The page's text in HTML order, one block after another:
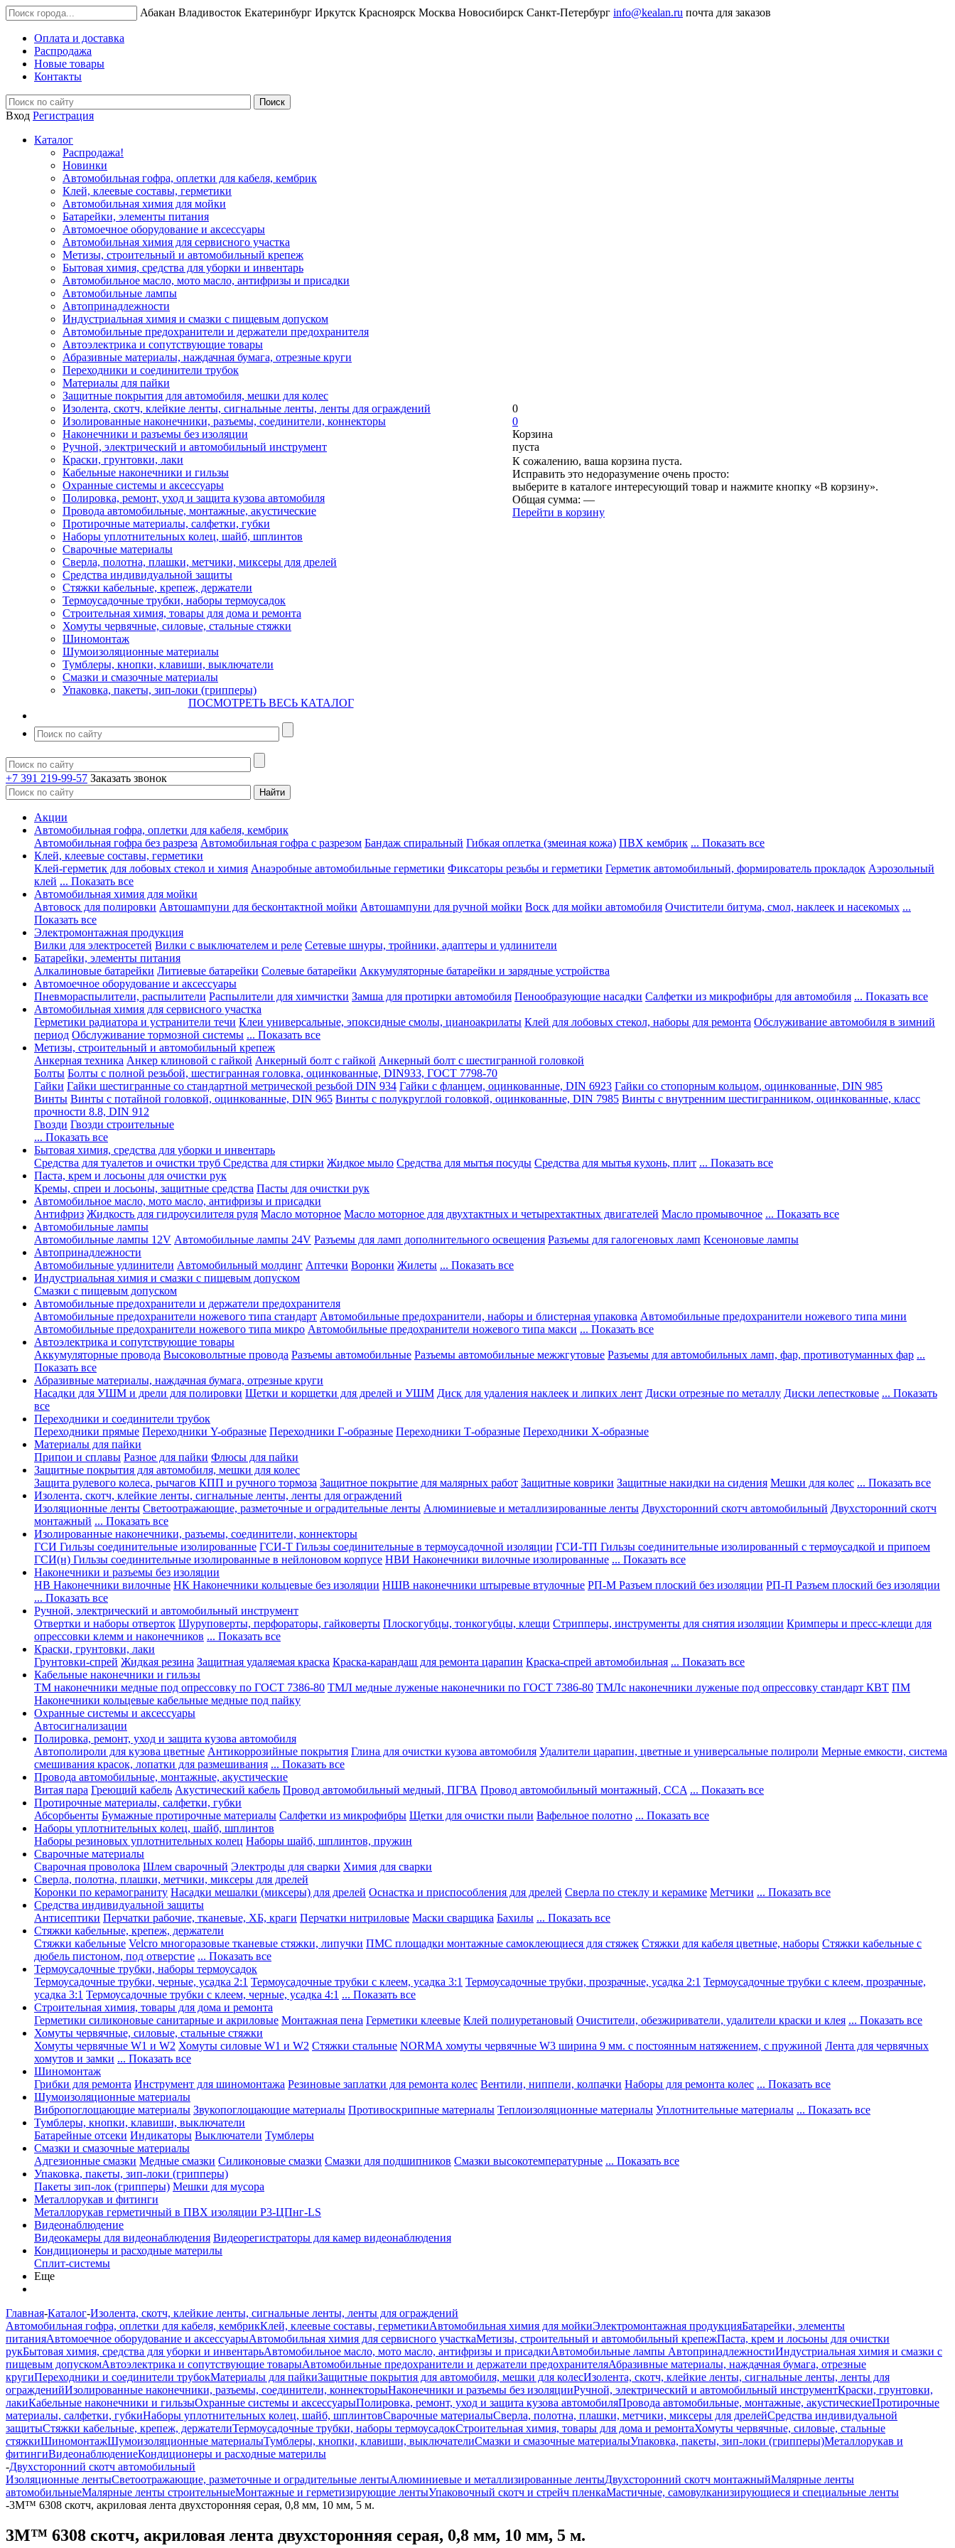
Абакан Владивосток Екатеринбург Иркутск Красноярск Москва Новосибирск Санкт-Петербург info@kealan.ru почта для заказов
Оплата и доставка
Распродажа
Новые товары
Контакты
Вход Регистрация
Каталог
Распродажа!
Новинки
Автомобильная гофра, оплетки для кабеля, кембрик
Клей, клеевые составы, герметики
Автомобильная химия для мойки
Батарейки, элементы питания
Автомоечное оборудование и аксессуары
Автомобильная химия для сервисного участка
Метизы, строительный и автомобильный крепеж
Бытовая химия, средства для уборки и инвентарь
Автомобильное масло, мото масло, антифризы и присадки
Автомобильные лампы
Автопринадлежности
Индустриальная химия и смазки с пищевым допуском
Автомобильные предохранители и держатели предохранителя
Автоэлектрика и сопутствующие товары
Абразивные материалы, наждачная бумага, отрезные круги
Переходники и соединители трубок
Материалы для пайки
Защитные покрытия для автомобиля, мешки для колес
Изолента, скотч, клейкие ленты, сигнальные ленты, ленты для ограждений
Изолированные наконечники, разъемы, соединители, коннекторы
Наконечники и разъемы без изоляции
Ручной, электрический и автомобильный инструмент
Краски, грунтовки, лаки
Кабельные наконечники и гильзы
Охранные системы и аксессуары
Полировка, ремонт, уход и защита кузова автомобиля
Провода автомобильные, монтажные, акустические
Протирочные материалы, салфетки, губки
Наборы уплотнительных колец, шайб, шплинтов
Сварочные материалы
Сверла, полотна, плашки, метчики, миксеры для дрелей
Средства индивидуальной защиты
Стяжки кабельные, крепеж, держатели
Термоусадочные трубки, наборы термоусадок
Строительная химия, товары для дома и ремонта
Хомуты червячные, силовые, стальные стяжки
Шиномонтаж
Шумоизоляционные материалы
Тумблеры, кнопки, клавиши, выключатели
Смазки и смазочные материалы
Упаковка, пакеты, зип-локи (грипперы)
ПОСМОТРЕТЬ ВЕСЬ КАТАЛОГ
+7 391 219-99-57 Заказать звонок
0
0
Корзина
пуста
К сожалению, ваша корзина пуста.
Исправить это недоразумение очень просто:
выберите в каталоге интересующий товар и нажмите кнопку «В корзину».
Общая сумма: —
Перейти в корзину
Акции
Автомобильная гофра, оплетки для кабеля, кембрик
Автомобильная гофра без разреза Автомобильная гофра с разрезом Бандаж спиральный Гибкая оплетка (змеиная кожа) ПВХ кембрик ... Показать все
Клей, клеевые составы, герметики
Клей-герметик для лобовых стекол и химия Анаэробные автомобильные герметики Фиксаторы резьбы и герметики Герметик автомобильный, формирователь прокладок Аэрозольный
клей ... Показать все
Автомобильная химия для мойки
Автовоск для полировки Автошампуни для бесконтактной мойки Автошампуни для ручной мойки Воск для мойки автомобиля Очистители битума, смол, наклеек и насекомых ...
Показать все
Электромонтажная продукция
Вилки для электросетей Вилки с выключателем и реле Сетевые шнуры, тройники, адаптеры и удлинители
Батарейки, элементы питания
Алкалиновые батарейки Литиевые батарейки Солевые батарейки Аккумуляторные батарейки и зарядные устройства
Автомоечное оборудование и аксессуары
Пневмораспылители, распылители Распылители для химчистки Замша для протирки автомобиля Пенообразующие насадки Салфетки из микрофибры для автомобиля ... Показать все
Автомобильная химия для сервисного участка
Герметики радиатора и устранители течи Клеи универсальные, эпоксидные смолы, цианоакрилаты Клей для лобовых стекол, наборы для ремонта Обслуживание автомобиля в зимний
период Обслуживание тормозной системы ... Показать все
Метизы, строительный и автомобильный крепеж
Анкерная техника Анкер клиновой с гайкой Анкерный болт с гайкой Анкерный болт с шестигранной головкой
Болты Болты с полной резьбой, шестигранная головка, оцинкованные, DIN933, ГОСТ 7798-70
Гайки Гайки шестигранные со стандартной метрической резьбой DIN 934 Гайки с фланцем, оцинкованные, DIN 6923 Гайки со стопорным кольцом, оцинкованные, DIN 985
Винты Винты с потайной головкой, оцинкованные, DIN 965 Винты с полукруглой головкой, оцинкованные, DIN 7985 Винты с внутренним шестигранником, оцинкованные, класс
прочности 8.8, DIN 912
Гвозди Гвозди строительные
... Показать все
Бытовая химия, средства для уборки и инвентарь
Средства для туалетов и очистки труб Средства для стирки Жидкое мыло Средства для мытья посуды Средства для мытья кухонь, плит ... Показать все
Паста, крем и лосьоны для очистки рук
Кремы, спреи и лосьоны, защитные средства Пасты для очистки рук
Автомобильное масло, мото масло, антифризы и присадки
Антифриз Жидкость для гидроусилителя руля Масло моторное Масло моторное для двухтактных и четырехтактных двигателей Масло промывочное ... Показать все
Автомобильные лампы
Автомобильные лампы 12V Автомобильные лампы 24V Разъемы для ламп дополнительного освещения Разъемы для галогеновых ламп Ксеноновые лампы
Автопринадлежности
Автомобильные удлинители Автомобильный молдинг Аптечки Воронки Жилеты ... Показать все
Индустриальная химия и смазки с пищевым допуском
Смазки с пищевым допуском
Автомобильные предохранители и держатели предохранителя
Автомобильные предохранители ножевого типа стандарт Автомобильные предохранители, наборы и блистерная упаковка Автомобильные предохранители ножевого типа мини
Автомобильные предохранители ножевого типа микро Автомобильные предохранители ножевого типа макси ... Показать все
Автоэлектрика и сопутствующие товары
Аккумуляторные провода Высоковольтные провода Разъемы автомобильные Разъемы автомобильные межжгутовые Разъемы для автомобильных ламп, фар, противотуманных фар ...
Показать все
Абразивные материалы, наждачная бумага, отрезные круги
Насадки для УШМ и дрели для полировки Щетки и корщетки для дрелей и УШМ Диск для удаления наклеек и липких лент Диски отрезные по металлу Диски лепестковые ... Показать
все
Переходники и соединители трубок
Переходники прямые Переходники Y-образные Переходники Г-образные Переходники Т-образные Переходники Х-образные
Материалы для пайки
Припои и сплавы Разное для пайки Флюсы для пайки
Защитные покрытия для автомобиля, мешки для колес
Защита рулевого колеса, рычагов КПП и ручного тормоза Защитное покрытие для малярных работ Защитные коврики Защитные накидки на сидения Мешки для колес ... Показать все
Изолента, скотч, клейкие ленты, сигнальные ленты, ленты для ограждений
Изоляционные ленты Светоотражающие, разметочные и оградительные ленты Алюминиевые и металлизированные ленты Двухсторонний скотч автомобильный Двухсторонний скотч
монтажный ... Показать все
Изолированные наконечники, разъемы, соединители, коннекторы
ГСИ Гильзы соединительные изолированные ГСИ-Т Гильзы соединительные в термоусадочной изоляции ГСИ-ТП Гильзы соединительные изолированный с термоусадкой и припоем
ГСИ(н) Гильзы соединительные изолированные в нейлоновом корпусе НВИ Наконечники вилочные изолированные ... Показать все
Наконечники и разъемы без изоляции
НВ Наконечники вилочные НК Наконечники кольцевые без изоляции НШВ наконечники штыревые втулочные РП-М Разъем плоский без изоляции РП-П Разъем плоский без изоляции
... Показать все
Ручной, электрический и автомобильный инструмент
Отвертки и наборы отверток Шуруповерты, перфораторы, гайковерты Плоскогубцы, тонкогубцы, клещи Стрипперы, инструменты для снятия изоляции Кримперы и пресс-клещи для
опрессовки клемм и наконечников ... Показать все
Краски, грунтовки, лаки
Грунтовки-спрей Жидкая резина Защитная удаляемая краска Краска-карандаш для ремонта царапин Краска-спрей автомобильная ... Показать все
Кабельные наконечники и гильзы
ТМ наконечники медные под опрессовку по ГОСТ 7386-80 ТМЛ медные луженые наконечники по ГОСТ 7386-80 ТМЛс наконечники луженые под опрессовку стандарт КВТ ПМ
Наконечники кольцевые кабельные медные под пайку
Охранные системы и аксессуары
Автосигнализации
Полировка, ремонт, уход и защита кузова автомобиля
Автополироли для кузова цветные Антикоррозийные покрытия Глина для очистки кузова автомобиля Удалители царапин, цветные и универсальные полироли Мерные емкости, система
смешивания красок, лопатки для размешивания ... Показать все
Провода автомобильные, монтажные, акустические
Витая пара Греющий кабель Акустический кабель Провод автомобильный медный, ПГВА Провод автомобильный монтажный, CCA ... Показать все
Протирочные материалы, салфетки, губки
Абсорбьенты Бумажные протирочные материалы Салфетки из микрофибры Щетки для очистки пыли Вафельное полотно ... Показать все
Наборы уплотнительных колец, шайб, шплинтов
Наборы резиновых уплотнительных колец Наборы шайб, шплинтов, пружин
Сварочные материалы
Сварочная проволока Шлем сварочный Электроды для сварки Химия для сварки
Сверла, полотна, плашки, метчики, миксеры для дрелей
Коронки по керамограниту Насадки мешалки (миксеры) для дрелей Оснастка и приспособления для дрелей Сверла по стеклу и керамике Метчики ... Показать все
Средства индивидуальной защиты
Антисептики Перчатки рабочие, тканевые, ХБ, краги Перчатки нитриловые Маски сварщика Бахилы ... Показать все
Стяжки кабельные, крепеж, держатели
Стяжки кабельные Velcro многоразовые тканевые стяжки, липучки ПМС площадки монтажные самоклеющиеся для стяжек Стяжки для кабеля цветные, наборы Стяжки кабельные с
дюбель пистоном, под отверстие ... Показать все
Термоусадочные трубки, наборы термоусадок
Термоусадочные трубки, черные, усадка 2:1 Термоусадочные трубки с клеем, усадка 3:1 Термоусадочные трубки, прозрачные, усадка 2:1 Термоусадочные трубки с клеем, прозрачные,
усадка 3:1 Термоусадочные трубки с клеем, черные, усадка 4:1 ... Показать все
Строительная химия, товары для дома и ремонта
Герметики силиконовые санитарные и акриловые Монтажная пена Герметики клеевые Клей полиуретановый Очистители, обезжириватели, удалители краски и клея ... Показать все
Хомуты червячные, силовые, стальные стяжки
Хомуты червячные W1 и W2 Хомуты силовые W1 и W2 Стяжки стальные NORMA хомуты червячные W3 ширина 9 мм. с постоянным натяжением, с пружиной Лента для червячных
хомутов и замки ... Показать все
Шиномонтаж
Грибки для ремонта Инструмент для шиномонтажа Резиновые заплатки для ремонта колес Вентили, ниппели, колпачки Наборы для ремонта колес ... Показать все
Шумоизоляционные материалы
Вибропоглощающие материалы Звукопоглощающие материалы Противоскрипные материалы Теплоизоляционные материалы Уплотнительные материалы ... Показать все
Тумблеры, кнопки, клавиши, выключатели
Батарейные отсеки Индикаторы Выключатели Тумблеры
Смазки и смазочные материалы
Адгезионные смазки Медные смазки Силиконовые смазки Смазки для подшипников Смазки высокотемпературные ... Показать все
Упаковка, пакеты, зип-локи (грипперы)
Пакеты зип-лок (грипперы) Мешки для мусора
Металлорукав и фитинги
Металлорукав герметичный в ПВХ изоляции Р3-ЦПнг-LS
Видеонаблюдение
Видеокамеры для видеонаблюдения Видеорегистраторы для камер видеонаблюдения
Кондиционеры и расходные материлы
Сплит-системы
Еще
Главная-Каталог-Изолента, скотч, клейкие ленты, сигнальные ленты, ленты для ограждений
Автомобильная гофра, оплетки для кабеля, кембрикКлей, клеевые составы, герметикиАвтомобильная химия для мойкиЭлектромонтажная продукцияБатарейки, элементы
питанияАвтомоечное оборудование и аксессуарыАвтомобильная химия для сервисного участкаМетизы, строительный и автомобильный крепежПаста, крем и лосьоны для очистки
рукБытовая химия, средства для уборки и инвентарьАвтомобильное масло, мото масло, антифризы и присадкиАвтомобильные лампы АвтопринадлежностиИндустриальная химия и смазки с
пищевым допускомАвтоэлектрика и сопутствующие товарыАвтомобильные предохранители и держатели предохранителяАбразивные материалы, наждачная бумага, отрезные
кругиПереходники и соединители трубокМатериалы для пайкиЗащитные покрытия для автомобиля, мешки для колесИзолента, скотч, клейкие ленты, сигнальные ленты, ленты для
огражденийИзолированные наконечники, разъемы, соединители, коннекторыНаконечники и разъемы без изоляцииРучной, электрический и автомобильный инструментКраски, грунтовки,
лакиКабельные наконечники и гильзыОхранные системы и аксессуарыПолировка, ремонт, уход и защита кузова автомобиляПровода автомобильные, монтажные, акустическиеПротирочные
материалы, салфетки, губкиНаборы уплотнительных колец, шайб, шплинтовСварочные материалыСверла, полотна, плашки, метчики, миксеры для дрелейСредства индивидуальной
защитыСтяжки кабельные, крепеж, держателиТермоусадочные трубки, наборы термоусадокСтроительная химия, товары для дома и ремонтаХомуты червячные, силовые, стальные
стяжкиШиномонтажШумоизоляционные материалыТумблеры, кнопки, клавиши, выключателиСмазки и смазочные материалыУпаковка, пакеты, зип-локи (грипперы)Металлорукав и
фитингиВидеонаблюдениеКондиционеры и расходные материлы
-Двухсторонний скотч автомобильный
Изоляционные лентыСветоотражающие, разметочные и оградительные лентыАлюминиевые и металлизированные лентыДвухсторонний скотч монтажныйМалярные ленты
автомобильныеМалярные ленты строительныеМонтажные и герметизирующие лентыУпаковочный скотч и стрейч пленкаМастичные, самовулканизирующиеся и специальные ленты
-3M™ 6308 скотч, акриловая лента двухсторонняя серая, 0,8 мм, 10 мм, 5 м.
3M™ 6308 скотч, акриловая лента двухсторонняя серая, 0,8 мм, 10 мм, 5 м.